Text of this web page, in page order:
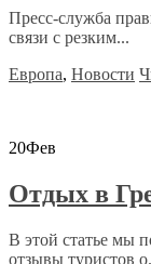
Пресс-служба
связи с резким...
Европа, Новости
20Фев
Отдых в
В этой статье мы
отзывы туристов